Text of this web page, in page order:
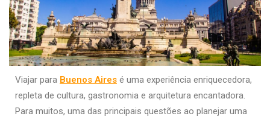
Viajar para Buenos Aires é uma experiência enriquecedora,
repleta de cultura, gastronomia e arquitetura encantadora.
Para muitos, uma das principais questões ao planejar uma